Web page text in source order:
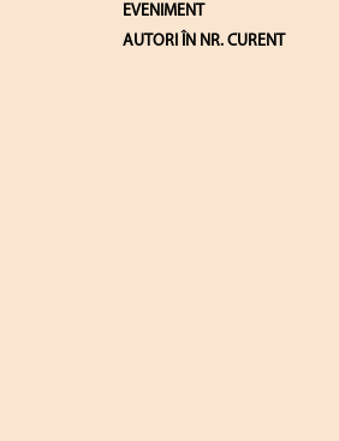
EVENIMENT
AUTORI ÎN NR. CURENT